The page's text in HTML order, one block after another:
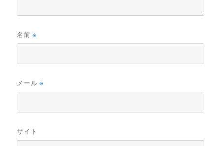
名前※
メール※
サイト